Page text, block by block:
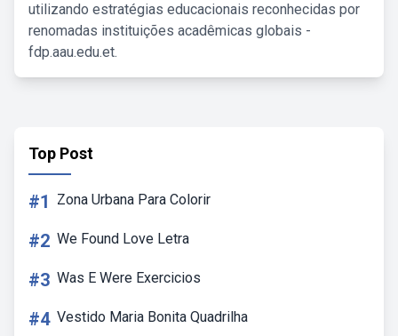
utilizando estratégias educacionais reconhecidas por
renomadas instituições acadêmicas globais -
fdp.aau.edu.et.
Top Post
#1 Zona Urbana Para Colorir
#2 We Found Love Letra
#3 Was E Were Exercicios
#4 Vestido Maria Bonita Quadrilha